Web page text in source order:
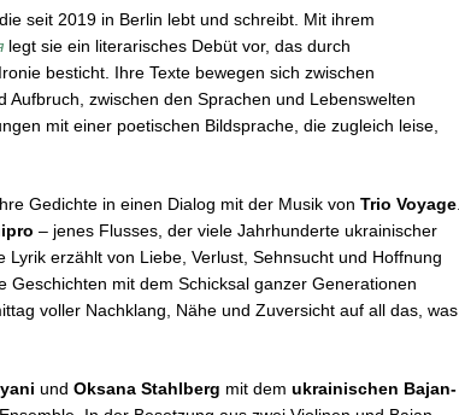
seit 2019 in Berlin lebt und schreibt. Mit ihrem
legt sie ein literarisches Debüt vor, das durch
besticht. Ihre Texte bewegen sich zwischen
zwischen den Sprachen und Lebenswelten
mit einer poetischen Bildsprache, die zugleich leise,
Gedichte in einen Dialog mit der Musik von Trio Voyage
– jenes Flusses, der viele Jahrhunderte ukrainischer
erzählt von Liebe, Verlust, Sehnsucht und Hoffnung
mit dem Schicksal ganzer Generationen
voller Nachklang, Nähe und Zuversicht auf all das, was
und Oksana Stahlberg mit dem ukrainischen Bajan-